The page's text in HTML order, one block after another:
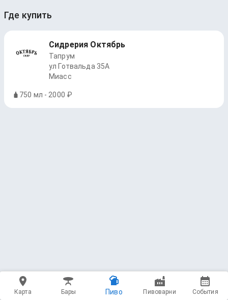
Где купить
Сидрерия Октябрь
Тапрум
ул Готвальда 35А
Миасс
750 мл - 2000 ₽
Карта Бары Пиво Пивоварни События